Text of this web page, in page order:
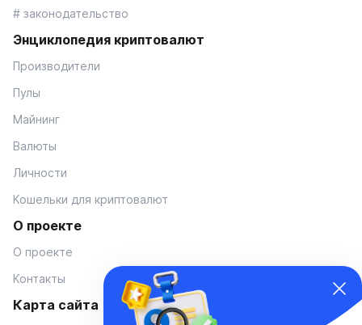
# законодательство
Энциклопедия криптовалют
Производители
Пулы
Майнинг
Валюты
Личности
Кошельки для криптовалют
О проекте
О проекте
Контакты
Карта сайта